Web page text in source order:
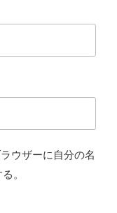
ウザーに自分の名
。